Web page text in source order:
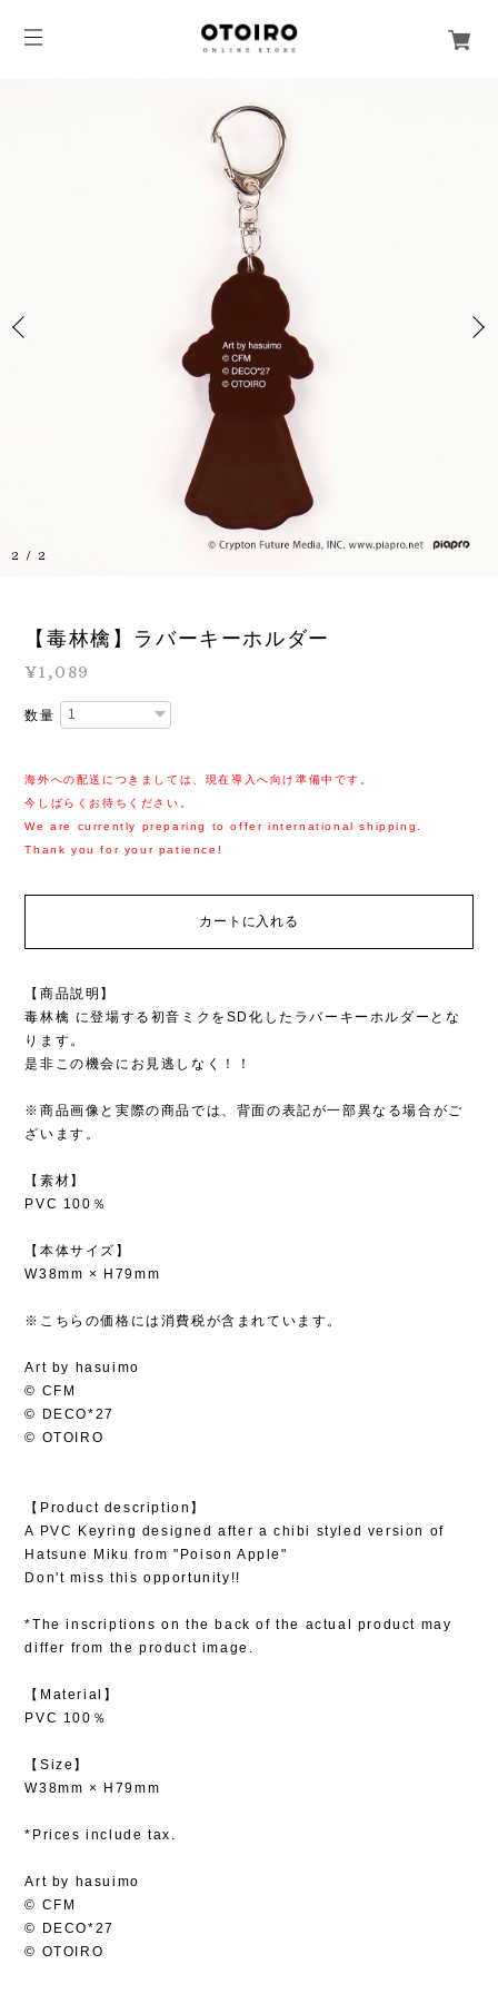
1/ 2
【毒林檎】ラバーキーホルダー
¥1,089
数量
海外への配送につきましては、現在導入へ向け準備中です。
今しばらくお待ちください。
We are currently preparing to offer international shipping.
Thank you for your patience!
カートに入れる
【商品説明】
毒林檎 に登場する初音ミクをSD化したラバーキーホルダーとな
ります。
是非この機会にお見逃しなく！！
※商品画像と実際の商品では、背面の表記が一部異なる場合がご
ざいます。
【素材】
PVC 100％
【本体サイズ】
W38mm × H79mm
※こちらの価格には消費税が含まれています。
Art by hasuimo
© CFM
© DECO*27
© OTOIRO
【Product description】
A PVC Keyring designed after a chibi styled version of
Hatsune Miku from "Poison Apple"
Don't miss this opportunity!!
*The inscriptions on the back of the actual product may
differ from the product image.
【Material】
PVC 100％
【Size】
W38mm × H79mm
*Prices include tax.
Art by hasuimo
© CFM
© DECO*27
© OTOIRO